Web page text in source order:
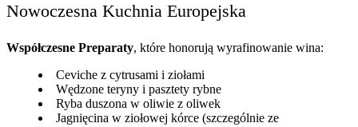
Nowoczesna Kuchnia Europejska
Współczesne Preparaty, które honorują wyrafinowanie wina:
Ceviche z cytrusami i ziołami
Wędzone teryny i pasztety rybne
Ryba duszona w oliwie z oliwek
Jagnięcina w ziołowej kórce (szczególnie ze